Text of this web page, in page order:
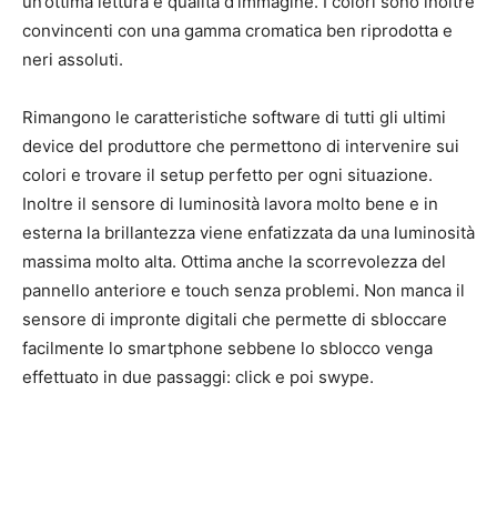
convincenti con una gamma cromatica ben riprodotta e
neri assoluti.
Rimangono le caratteristiche software di tutti gli ultimi
device del produttore che permettono di intervenire sui
colori e trovare il setup perfetto per ogni situazione.
Inoltre il sensore di luminosità lavora molto bene e in
esterna la brillantezza viene enfatizzata da una luminosità
massima molto alta. Ottima anche la scorrevolezza del
pannello anteriore e touch senza problemi. Non manca il
sensore di impronte digitali che permette di sbloccare
facilmente lo smartphone sebbene lo sblocco venga
effettuato in due passaggi: click e poi swype.